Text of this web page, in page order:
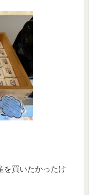
を買いたかったけ